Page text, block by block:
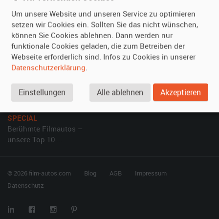
Kundenmeinungen
Service
Vermieten
Oldtimer anmelden
Fotos senden
Inserat verwalten
Hilfe
Häufige Fragen (FAQ)
SPECIAL
Berühmte Filmautos –
unsere Top 10 ...
© 2026 film-autos.com Blog AGB
Impressum
Datenschutz
Um unsere Website und unseren Service zu optimieren
setzen wir Cookies ein. Sollten Sie das nicht wünschen,
können Sie Cookies ablehnen. Dann werden nur
funktionale Cookies geladen, die zum Betreiben der
Webseite erforderlich sind. Infos zu Cookies in unserer
Datenschutzerklärung.
Einstellungen Alle ablehnen Akzeptieren